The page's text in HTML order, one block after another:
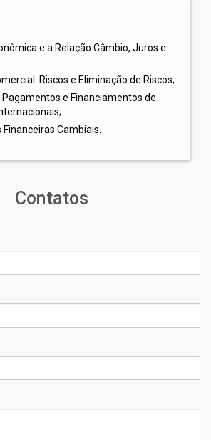
e a Relação Câmbio, Juros e
Riscos e Eliminação de Riscos;
Pagamentos e Financiamentos de
Cambiais.
Contatos